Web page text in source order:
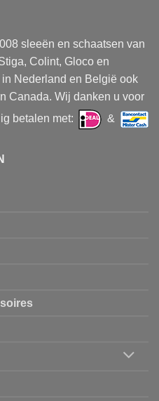
sleeën en schaatsen van
Colint, Gloco en
Nederland en België ook
Canada. Wij danken u voor
betalen met:
&